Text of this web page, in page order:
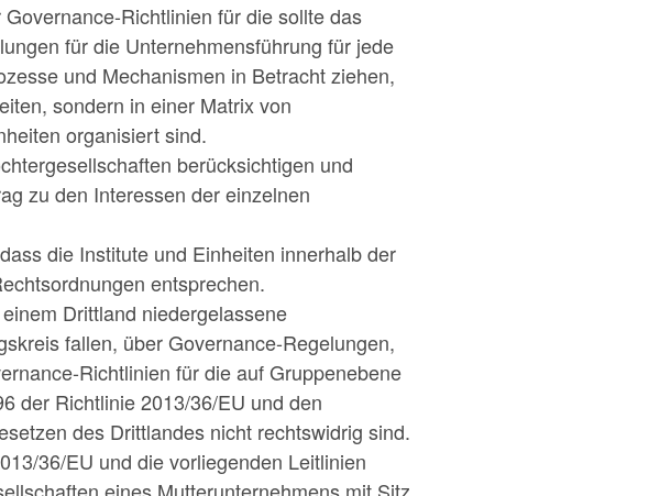
Richtlinien für die sollte das
für die Unternehmensführung für jede
und Mechanismen in Betracht ziehen,
sondern in einer Matrix von
organisiert sind.
berücksichtigen und
zu den Interessen der einzelnen
die Institute und Einheiten innerhalb der
entsprechen.
Drittland niedergelassene
fallen, über Governance-Regelungen,
Richtlinien für die auf Gruppenebene
der Richtlinie 2013/36/EU und den
des Drittlandes nicht rechtswidrig sind.
36/EU und die vorliegenden Leitlinien